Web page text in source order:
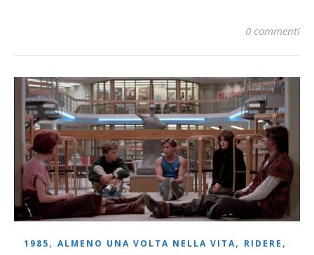
0 commenti
1985, ALMENO UNA VOLTA NELLA VITA, RIDERE ,